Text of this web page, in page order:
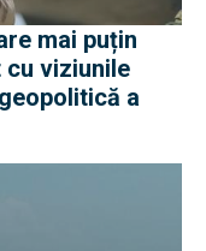
mai puțin
cu viziunile
a